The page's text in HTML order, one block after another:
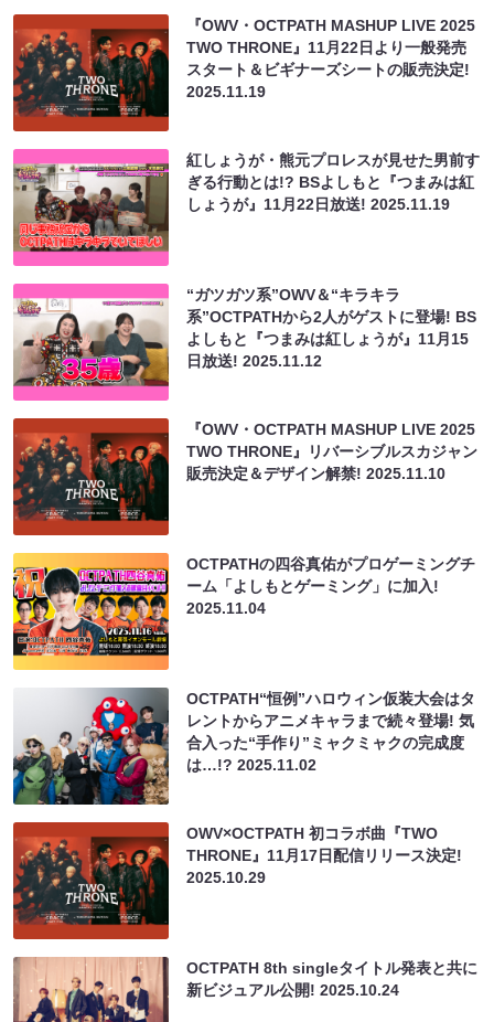
『OWV・OCTPATH MASHUP LIVE 2025
TWO THRONE』11月22日より一般発売
スタート＆ビギナーズシートの販売決定!
2025.11.19
紅しょうが・熊元プロレスが見せた男前す
ぎる行動とは!? BSよしもと『つまみは紅
しょうが』11月22日放送!2025.11.19
“ガツガツ系”OWV＆“キラキラ
系”OCTPATHから2人がゲストに登場! BS
よしもと『つまみは紅しょうが』11月15
日放送!2025.11.12
『OWV・OCTPATH MASHUP LIVE 2025
TWO THRONE』リバーシブルスカジャン
販売決定＆デザイン解禁!2025.11.10
OCTPATHの四谷真佑がプロゲーミングチ
ーム「よしもとゲーミング」に加入!
2025.11.04
OCTPATH“恒例”ハロウィン仮装大会はタ
レントからアニメキャラまで続々登場! 気
合入った“手作り”ミャクミャクの完成度
は…!?2025.11.02
OWV×OCTPATH 初コラボ曲『TWO
THRONE』11月17日配信リリース決定!
2025.10.29
OCTPATH 8th singleタイトル発表と共に
新ビジュアル公開!2025.10.24